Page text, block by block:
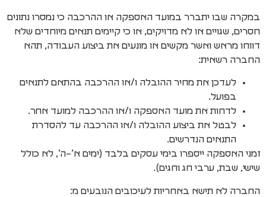
במקרה שבו יתברר במועד האספקה או ההרכבה כי נמסרו נתונים
חסרים, שגויים או לא מדויקים, או כי קיימים תנאים מיוחדים שלא
דווחו מראש ואשר מקשים או מונעים את ביצוע העבודה, תהא
החברה רשאית:
לעדכן את מחיר ההובלה ו/או ההרכבה בהתאם לתנאים
בפועל.
לדחות את מועד האספקה ו/או ההרכבה למועד אחר.
לבטל את ביצוע ההובלה ו/או ההרכבה עד להסדרת
התנאים הנדרשים.
זמני האספקה ייספרו בימי עסקים בלבד (ימים א’–ה’, לא כולל
שישי, שבת, ערבי חג וחגים).
החברה לא תישא באחריות לעיכובים הנובעים מ: